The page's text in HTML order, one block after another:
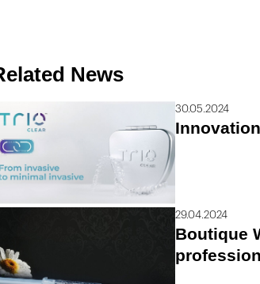
News
30.05.2024
29.04.2024
Boutique